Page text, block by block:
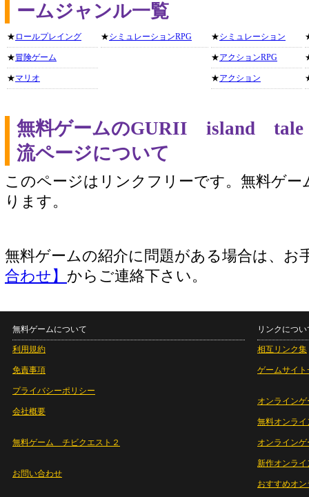
ームジャンル一覧
★ ロールプレイング
★冒険ゲーム
★マリオ
★シミュレーションRPG ★シミュレーション
★アクションRPG
★アクション
無料ゲームのGURII island tale
流ページについて
このページはリンクフリーです。無料ゲー
ります。
無料ゲームの紹介に問題がある場合は、お
合わせ】 からご連絡下さい。
無料ゲームについて
利用規約
免責事項
プライバシーポリシー
会社概要
無料ゲーム チビクエスト２
お問い合わせ
リンクについ
相互リンク集
ゲームサイト
オンラインゲ
無料オンライ
オンライン
新作オンライ
おすすめオ